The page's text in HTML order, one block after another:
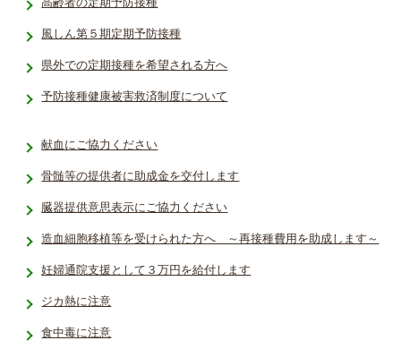
高齢者の定期予防接種
風しん第５期定期予防接種
県外での定期接種を希望される方へ
予防接種健­康被害救済­制度につい­て
献血にご協力ください
骨髄等の提供者に助成金を交付します
臓器提供意思表示にご協力ください
造血細胞移植等を受けられた方へ ～再接種費用を助成します～
妊婦通院支援として３万円を給付します
ジカ熱に注意
食中毒に注意